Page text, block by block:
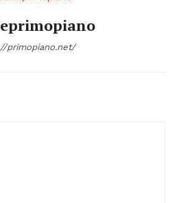
primopiano.net/